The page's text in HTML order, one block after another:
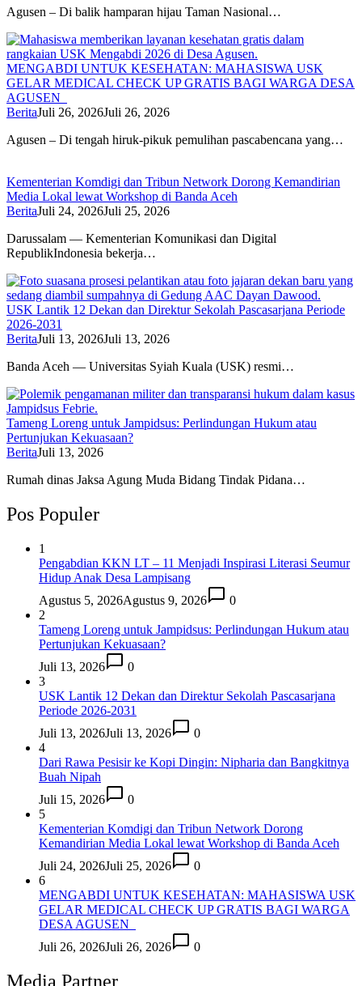
Agusen – Di balik hamparan hijau Taman Nasional…
MENGABDI UNTUK KESEHATAN: MAHASISWA USK
GELAR MEDICAL CHECK UP GRATIS BAGI WARGA DESA
AGUSEN
BeritaJuli 26, 2026Juli 26, 2026
Agusen – Di tengah hiruk-pikuk pemulihan pascabencana yang…
Kementerian Komdigi dan Tribun Network Dorong Kemandirian
Media Lokal lewat Workshop di Banda Aceh
BeritaJuli 24, 2026Juli 25, 2026
Darussalam — Kementerian Komunikasi dan Digital
RepublikIndonesia bekerja…
USK Lantik 12 Dekan dan Direktur Sekolah Pascasarjana Periode
2026-2031
BeritaJuli 13, 2026Juli 13, 2026
Banda Aceh — Universitas Syiah Kuala (USK) resmi…
Tameng Loreng untuk Jampidsus: Perlindungan Hukum atau
Pertunjukan Kekuasaan?
BeritaJuli 13, 2026
Rumah dinas Jaksa Agung Muda Bidang Tindak Pidana…
Pos Populer
1
Pengabdian KKN LT – 11 Menjadi Inspirasi Literasi Seumur
Hidup Anak Desa Lampisang
Agustus 5, 2026Agustus 9, 2026
0
2
Tameng Loreng untuk Jampidsus: Perlindungan Hukum atau
Pertunjukan Kekuasaan?
Juli 13, 2026
0
3
USK Lantik 12 Dekan dan Direktur Sekolah Pascasarjana
Periode 2026-2031
Juli 13, 2026Juli 13, 2026
0
4
Dari Rawa Pesisir ke Kopi Dingin: Nipharia dan Bangkitnya
Buah Nipah
Juli 15, 2026
0
5
Kementerian Komdigi dan Tribun Network Dorong
Kemandirian Media Lokal lewat Workshop di Banda Aceh
Juli 24, 2026Juli 25, 2026
0
6
MENGABDI UNTUK KESEHATAN: MAHASISWA USK
GELAR MEDICAL CHECK UP GRATIS BAGI WARGA
DESA AGUSEN
Juli 26, 2026Juli 26, 2026 0
Media Partner